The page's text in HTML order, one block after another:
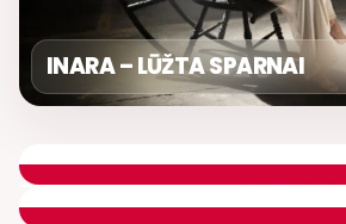
INARA – LŪŽTA SPARNAI